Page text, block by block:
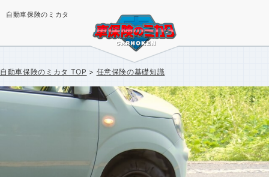
自動車保険のミカタ
自動車保険のミカタ TOP 任意保険の基礎知識